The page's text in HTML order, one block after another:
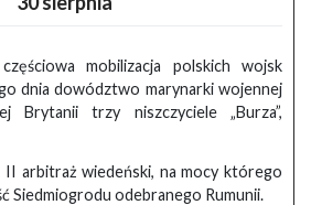
mobilizacja polskich wojsk
dnia dowództwo marynarki wojennej
Brytanii trzy niszczyciele „Burza”,
arbitraż wiedeński, na mocy którego
Siedmiogrodu odebranego Rumunii.